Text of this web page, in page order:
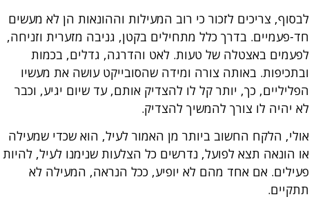
לבסוף, צריכים לזכור כי רוב המעילות וההונאות הן לא מעשים
חד-פעמיים. בדרך כלל מתחילים בקטן, גניבה מזערית וזניחה,
לפעמים באצטלה של טעות. לאט והדרגה, גדלים, בכמות
ובתכיפות. באותה צורה ומידה שהסובייקט עושה את מעשיו
הפליליים, כך, יותר קל לו להצדיק אותם, עד שיום יגיע, וכבר
לא יהיה לו צורך להמשיך להצדיק.
אולי, הלקח החשוב ביותר מן האמור לעיל, הוא שכדי שמעילה
או הונאה תצא לפועל, נדרשים כל הצלעות שנימנו לעיל, להיות
פעילים. אם אחד מהם לא יופיע, ככל הנראה, המעילה לא
תתקיים.